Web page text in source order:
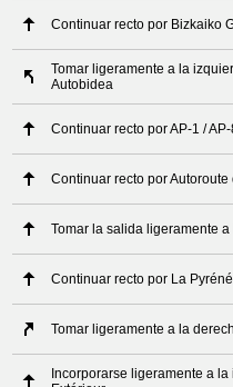
Continuar recto por Bizkaiko
Tomar ligeramente a la
Autobidea
Continuar recto por AP-1 /
Continuar recto por
Tomar la salida ligeramente
Continuar recto por La
Tomar ligeramente a la
Incorporarse ligeramente a